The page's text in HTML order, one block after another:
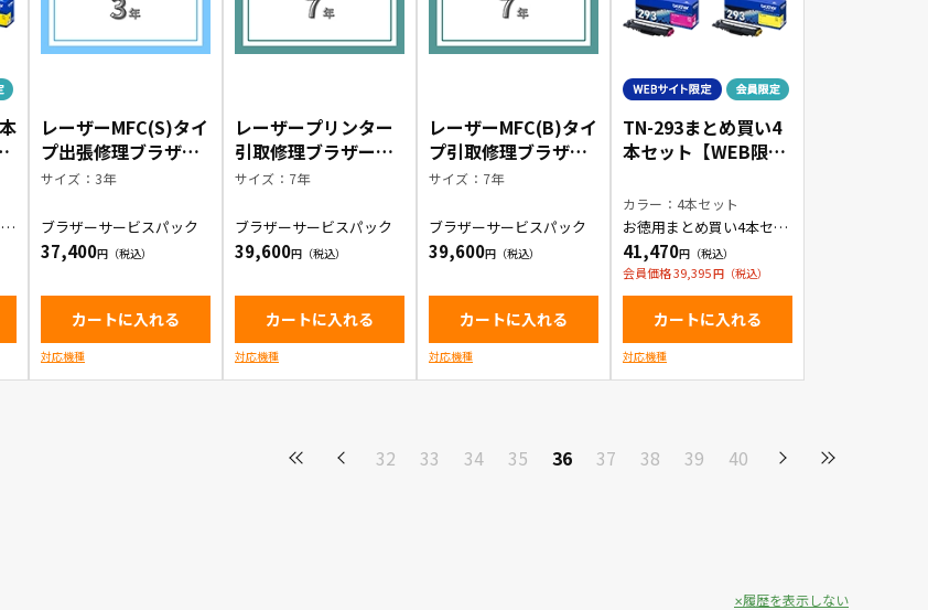
レーザーMFC(S)タイ
プ出張修理ブラザー
サービスパック3年
サイズ：3年
ブラザーサービスパック
37,400
カートに入れる
対応機種
レーザープリンター
引取修理ブラザーサ
ービスパック7年
サイズ：7年
ブラザーサービスパック
39,600
カートに入れる
対応機種
レーザーMFC(B)タイ
プ引取修理ブラザー
サービスパック7年
サイズ：7年
ブラザーサービスパック
39,600
カートに入れる
対応機種
TN-293まとめ買い4
本セット【WEB限定
カラー：4本セット
お徳用まとめ買い4本セッ
ト トナーカートリッジ
41,470
会員価格 39,395
カートに入れる
対応機種
32 33 34 35 36 37 38 39 40
履歴を表示しない